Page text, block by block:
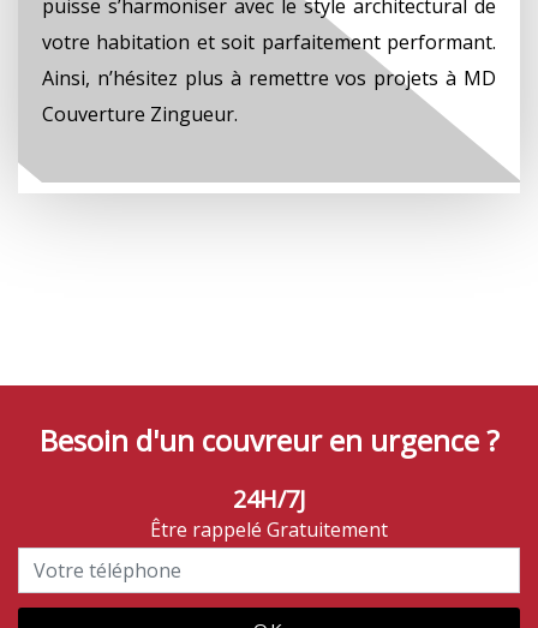
puisse s’harmoniser avec le style architectural de
votre habitation et soit parfaitement performant.
Ainsi, n’hésitez plus à remettre vos projets à MD
Couverture Zingueur.
Besoin d'un couvreur en urgence ?
24H/7J
Être rappelé Gratuitement